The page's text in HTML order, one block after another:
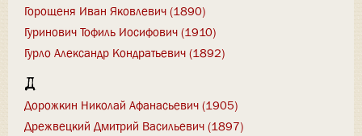
Горощеня Иван Яковлевич (1890)
Гуринович Тофиль Иосифович (1910)
Гурло Александр Кондратьевич (1892)
Д
Дорожкин Николай Афанасьевич (1905)
Дрежвецкий Дмитрий Васильевич (1897)